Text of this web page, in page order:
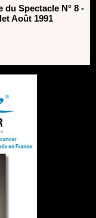
du Spectacle N° 8 -
Août 1991